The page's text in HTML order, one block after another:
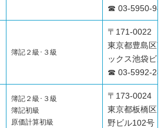
☎ 03-5950-
簿記２級･３級
〒171-0022
東京都豊島
ックス池袋ビ
☎ 03-5992-
簿記２級･３級
簿記初級
原価計算初級
〒173-0024
東京都板橋
野ビル102号